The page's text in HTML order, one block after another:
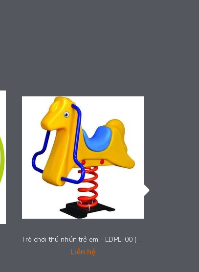
Trò chơi thú nhún trẻ em - LDPE-00 (34)
Liên hệ